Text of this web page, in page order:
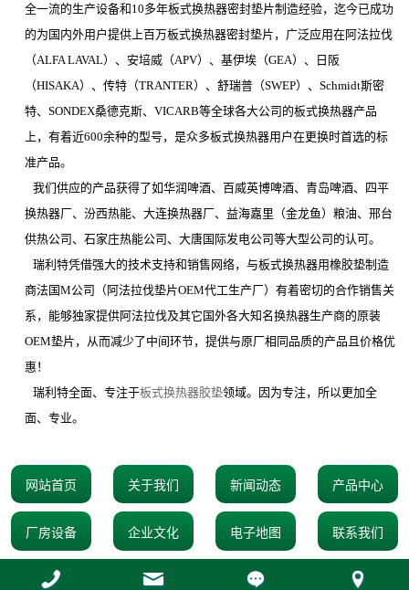
全一流的生产设备和 10多年板式换热器密封垫片制造经验，迄今已成功
的为国内外用户提供上百万板式换热器密封垫片，广泛应用在阿法拉伐
（ALFA LAVAL）、安培威（APV）、基伊埃（GEA）、日阪
（HISAKA）、传特（TRANTER）、舒瑞普（SWEP）、Schmidt斯密
特、SONDEX桑德克斯、VICARB等全球各大公司的板式换热器产品
上，有着近600余种的型号，是众多板式换热器用户在更换时首选的标
准产品。
我们供应的产品获得了如华润啤酒、百威英博啤酒、青岛啤酒、四平
换热器厂、汾西热能、大连换热器厂、益海嘉里（金龙鱼）粮油、邢台
供热公司、石家庄热能公司、大唐国际发电公司等大型公司的认可。
瑞利特凭借强大的技术支持和销售网络，与板式换热器用橡胶垫制造
商法国M公司（阿法拉伐垫片OEM代工生产厂）有着密切的合作销售关
系，能够独家提供阿法拉伐及其它国外各大知名换热器生产商的原装
OEM垫片，从而减少了中间环节，提供与原厂相同品质的产品且价格优
惠！
瑞利特全面、专注于板式换热器胶垫领域。因为专注，所以更加全
面、专业。
网站首页 关于我们 新闻动态 产品中心
厂房设备 企业文化 电子地图 联系我们